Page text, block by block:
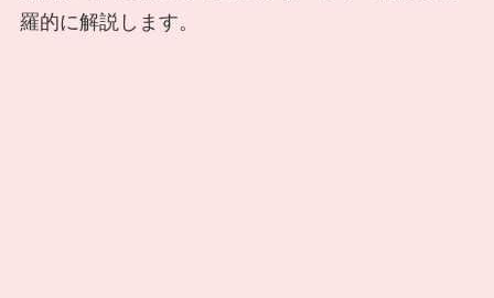
羅的に解説します。